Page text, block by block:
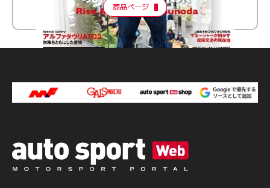
商品ページ